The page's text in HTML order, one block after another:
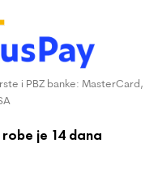
i PBZ banke: MasterCard,
je 14 dana